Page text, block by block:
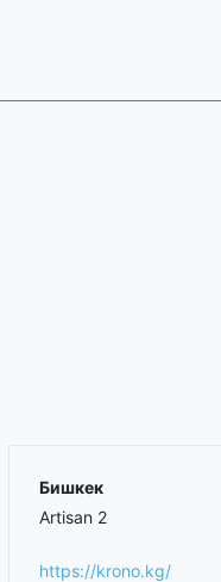
Бишкек
Artisan 2
https://krono.kg/